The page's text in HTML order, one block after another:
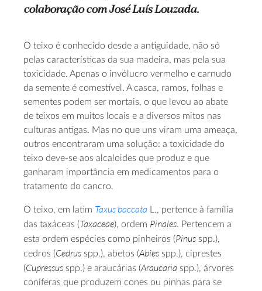
colaboração com José Luís Louzada.
O teixo é conhecido desde a antiguidade, não só
pelas características da sua madeira, mas pela sua
toxicidade. Apenas o invólucro vermelho e carnudo
da semente é comestível. A casca, ramos, folhas e
sementes podem ser mortais, o que levou ao abate
de teixos em muitos locais e a diversos mitos nas
culturas antigas. Mas no que uns viram uma ameaça,
outros encontraram uma solução: a toxicidade do
teixo deve-se aos alcaloides que produz e que
ganharam importância em medicamentos para o
tratamento do cancro.
O teixo, em latim Taxus baccata L., pertence à família
das taxáceas (Taxaceae), ordem Pinales. Pertencem a
esta ordem espécies como pinheiros (Pinus spp.),
cedros (Cedrus spp.), abetos (Abies spp.), ciprestes
(Cupressus spp.) e araucárias (Araucaria spp.), árvores
coníferas que produzem cones ou pinhas para se